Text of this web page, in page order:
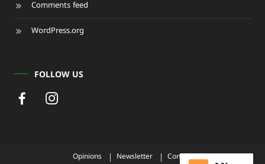
Comments feed
WordPress.org
FOLLOW US
Opinions Newsletter Contact